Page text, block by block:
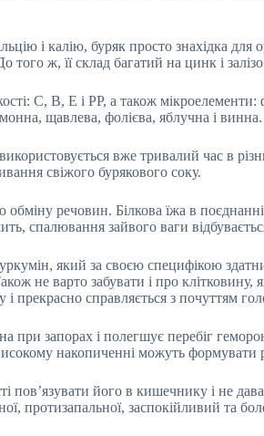
і калію, буряк просто знахідка для
ж, її склад багатий на цинк і
С, В, Е і РР, а також
щавлева, фолієва, яблучна і винна.
вже тривалий час в
свіжого бурякового соку.
обміну речовин. Білкова їжа в
спалювання зайвого ваги
який за своєю специфікою
не варто забувати і про клітковину,
прекрасно справляється з почуттям
при запорах і полегшує перебіг
накопиченні можуть формувати
пов’язувати його в кишечнику і не
протизапальної, заспокійливий та